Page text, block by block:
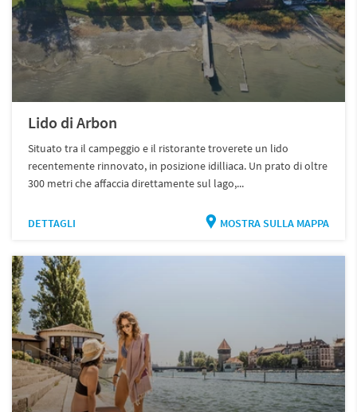
Lido di Arbon
Situato tra il campeggio e il ristorante troverete un lido
recentemente rinnovato, in posizione idilliaca. Un prato di oltre
300 metri che affaccia direttamente sul lago,...
DETTAGLI MOSTRA SULLA MAPPA